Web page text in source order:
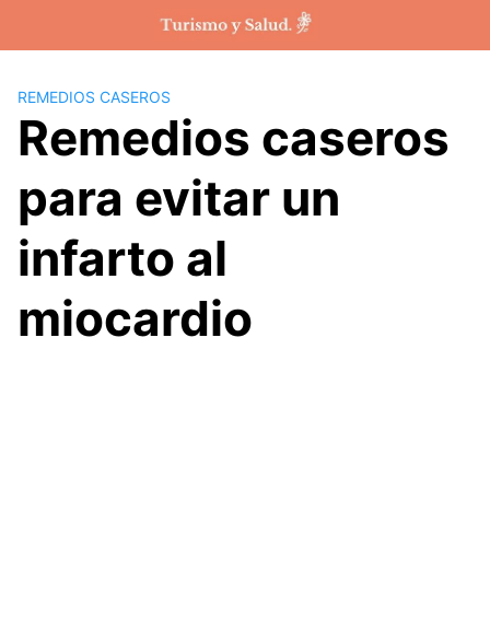
REMEDIOS CASEROS
Remedios caseros
para evitar un
infarto al
miocardio